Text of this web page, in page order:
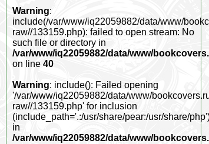
Warning:
include(/var/www/iq22059882/data/www/
raw//133159.php): failed to open stream: No
such file or directory in
/var/www/iq22059882/data/www/
on line 40
Warning: include(): Failed opening
'/var/www/iq22059882/data/www/
raw//133159.php' for inclusion
(include_path='.:/usr/share/pear:/usr/share/
in
/var/www/iq22059882/data/www/